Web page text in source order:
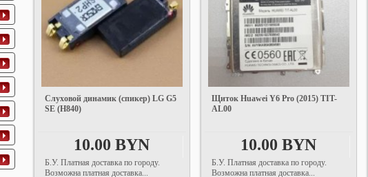
Слуховой динамик (спикер) LG G5
SE (H840)
10.00 BYN
Б.У. Платная доставка по городу.
Возможна платная доставка...
Щиток Huawei Y6 Pro (2015) TIT-
AL00
10.00 BYN
Б.У. Платная доставка по городу.
Возможна платная доставка...